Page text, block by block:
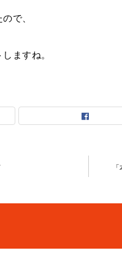
で、
ますね。